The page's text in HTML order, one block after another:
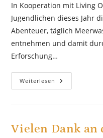
In Kooperation mit Living
Jugendlichen dieses Jahr
Abenteuer, täglich
entnehmen und damit
Erforschung…
Weiterlesen Living
Ocean
Vielen Dank an